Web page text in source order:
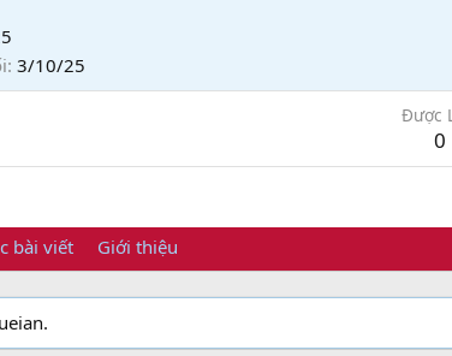
3/10/25
Được
0
bài viết Giới thiệu